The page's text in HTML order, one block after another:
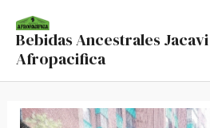
contenido
Bebidas Ancestrales Jacavi
Afropacifica